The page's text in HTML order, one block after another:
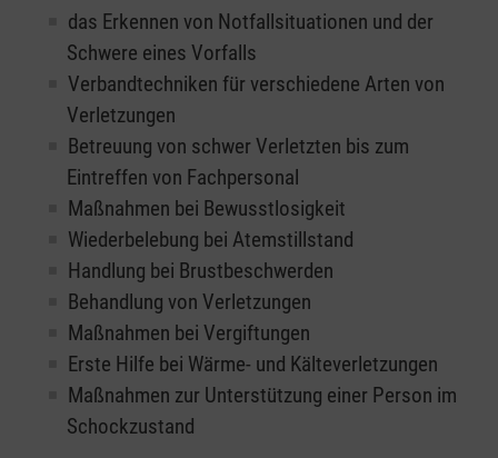
das Erkennen von Notfallsituationen und der
Schwere eines Vorfalls
Verbandtechniken für verschiedene Arten von
Verletzungen
Betreuung von schwer Verletzten bis zum
Eintreffen von Fachpersonal
Maßnahmen bei Bewusstlosigkeit
Wiederbelebung bei Atemstillstand
Handlung bei Brustbeschwerden
Behandlung von Verletzungen
Maßnahmen bei Vergiftungen
Erste Hilfe bei Wärme- und Kälteverletzungen
Maßnahmen zur Unterstützung einer Person im
Schockzustand